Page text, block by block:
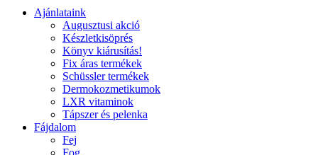
Ajánlataink
Augusztusi akció
Készletkisöprés
Könyv kiárusítás!
Fix áras termékek
Schüssler termékek
Dermokozmetikumok
LXR vitaminok
Tápszer és pelenka
Fájdalom
Fej
Fog